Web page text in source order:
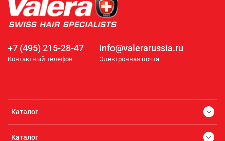
Каталог
Каталог
+7 (495) 215-28-47
Контактный телефон
info@valerarussia.ru
Электронная почта